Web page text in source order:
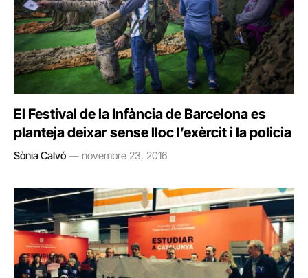
El Festival de la Infància de Barcelona es
planteja deixar sense lloc l’exèrcit i la policia
Sònia Calvó novembre 23, 2016